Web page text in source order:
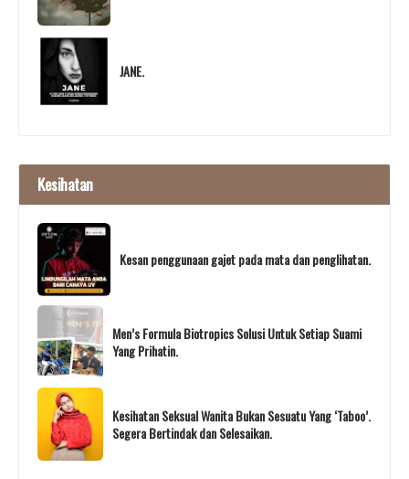
JANE.
Kesihatan
Kesan penggunaan gajet pada mata dan penglihatan.
Men’s Formula Biotropics Solusi Untuk Setiap Suami
Yang Prihatin.
Kesihatan Seksual Wanita Bukan Sesuatu Yang ‘Taboo’.
Segera Bertindak dan Selesaikan.